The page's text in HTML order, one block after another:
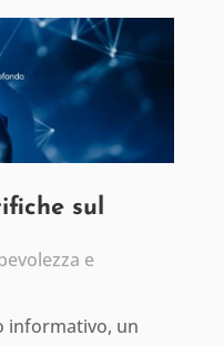
sul
e
informativo, un